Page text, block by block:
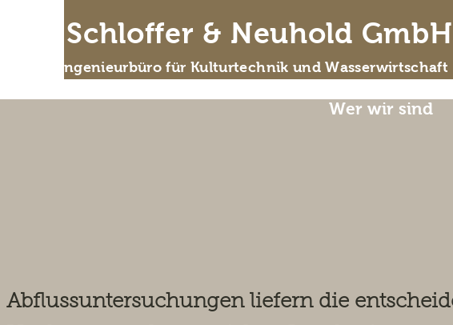
IB Schloffer & Neuhold GmbH
Das Ingenieurbüro für Kulturtechnik und Wasserwirtschaft
Wer wir sind
Abflussuntersuchungen liefern die